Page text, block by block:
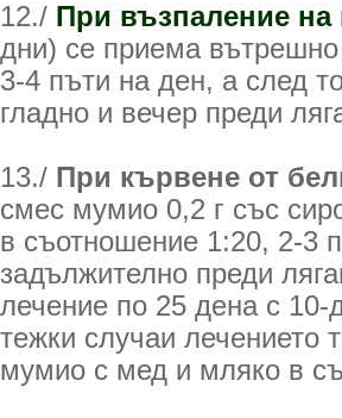
12./ При възпаление
дни) се приема
3-4 пъти на ден, а след
гладно и вечер преди
13./ При кървене от
смес мумио 0,2 г със
в съотношение 1:20, 2-3
задължително преди
лечение по 25 дена с
тежки случаи лечението
мумио с мед и мляко в